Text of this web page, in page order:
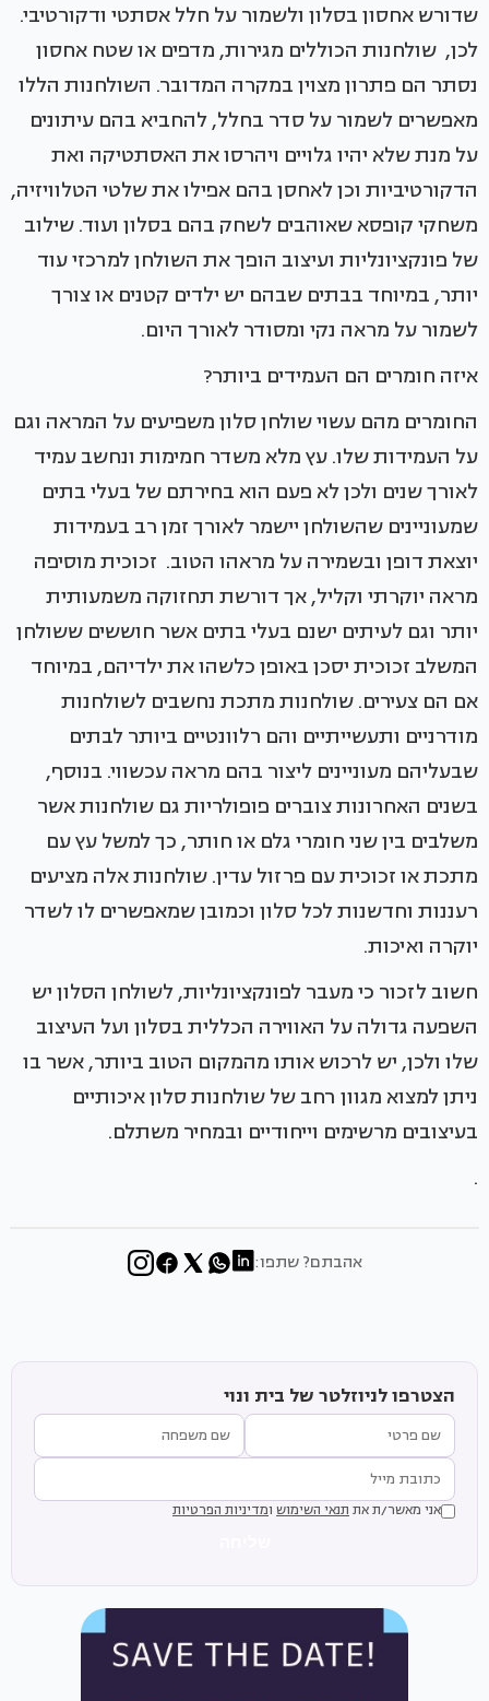
שדורש אחסון בסלון ולשמור על חלל אסתטי ודקורטיבי.
לכן, שולחנות הכוללים מגירות, מדפים או שטח אחסון
נסתר הם פתרון מצוין במקרה המדובר. השולחנות הללו
מאפשרים לשמור על סדר בחלל, להחביא בהם עיתונים
על מנת שלא יהיו גלויים ויהרסו את האסתטיקה ואת
הדקורטיביות וכן לאחסן בהם אפילו את שלטי הטלוויזיה,
משחקי קופסא שאוהבים לשחק בהם בסלון ועוד. שילוב
של פונקציונליות ועיצוב הופך את השולחן למרכזי עוד
יותר, במיוחד בבתים שבהם יש ילדים קטנים או צורך
לשמור על מראה נקי ומסודר לאורך היום.
איזה חומרים הם העמידים ביותר?
החומרים מהם עשוי שולחן סלון משפיעים על המראה וגם
על העמידות שלו. עץ מלא משדר חמימות ונחשב עמיד
לאורך שנים ולכן לא פעם הוא בחירתם של בעלי בתים
שמעוניינים שהשולחן יישמר לאורך זמן רב בעמידות
יוצאת דופן ובשמירה על מראהו הטוב. זכוכית מוסיפה
מראה יוקרתי וקליל, אך דורשת תחזוקה משמעותית
יותר וגם לעיתים ישנם בעלי בתים אשר חוששים ששולחן
המשלב זכוכית יסכן באופן כלשהו את ילדיהם, במיוחד
אם הם צעירים. שולחנות מתכת נחשבים לשולחנות
מודרניים ותעשייתיים והם רלוונטיים ביותר לבתים
שבעליהם מעוניינים ליצור בהם מראה עכשווי. בנוסף,
בשנים האחרונות צוברים פופולריות גם שולחנות אשר
משלבים בין שני חומרי גלם או חותר, כך למשל עץ עם
מתכת או זכוכית עם פרזול עדין. שולחנות אלה מציעים
רעננות וחדשנות לכל סלון וכמובן שמאפשרים לו לשדר
יוקרה ואיכות.
חשוב לזכור כי מעבר לפונקציונליות, לשולחן הסלון יש
השפעה גדולה על האווירה הכללית בסלון ועל העיצוב
שלו ולכן, יש לרכוש אותו מהמקום הטוב ביותר, אשר בו
ניתן למצוא מגוון רחב של שולחנות סלון איכותיים
בעיצובים מרשימים וייחודיים ובמחיר משתלם.
.
אהבתם? שתפו:
הצטרפו לניוזלטר של בית ונוי
אני מאשר/ת את תנאי השימוש ומדיניות הפרטיות